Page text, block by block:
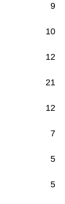
9
10
12
21
12
7
5
5